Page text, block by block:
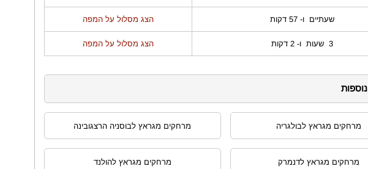
שעתיים ו- 57 דקות הצג מסלול על המפה
3 שעות ו- 2 דקות הצג מסלול על המפה
מרחקים מגראץ לבולגריה מרחקים מגראץ לבוסניה הרצגובינה
מרחקים מגראץ לדנמרק מרחקים מגראץ להולנד